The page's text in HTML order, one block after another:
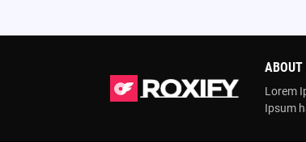
ABOUT
Lorem
Ipsum